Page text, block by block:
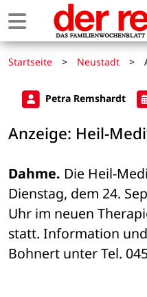
Startseite > Neustadt >
Petra Remshardt
Anzeige: Heil-
Dahme. Die Heil-
Dienstag, dem 24.
Uhr im neuen
statt. Information
Bohnert unter Tel.